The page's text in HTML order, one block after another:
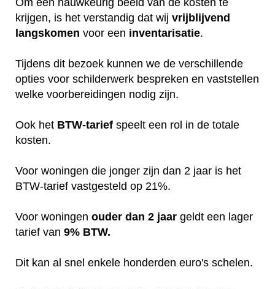
Om een nauwkeurig beeld van de kosten te
krijgen, is het verstandig dat wij vrijblijvend
langskomen voor een inventarisatie.
Tijdens dit bezoek kunnen we de verschillende
opties voor schilderwerk bespreken en vaststellen
welke voorbereidingen nodig zijn.
Ook het BTW-tarief speelt een rol in de totale
kosten.
Voor woningen die jonger zijn dan 2 jaar is het
BTW-tarief vastgesteld op 21%.
Voor woningen ouder dan 2 jaar geldt een lager
tarief van 9% BTW.
Dit kan al snel enkele honderden euro's schelen.